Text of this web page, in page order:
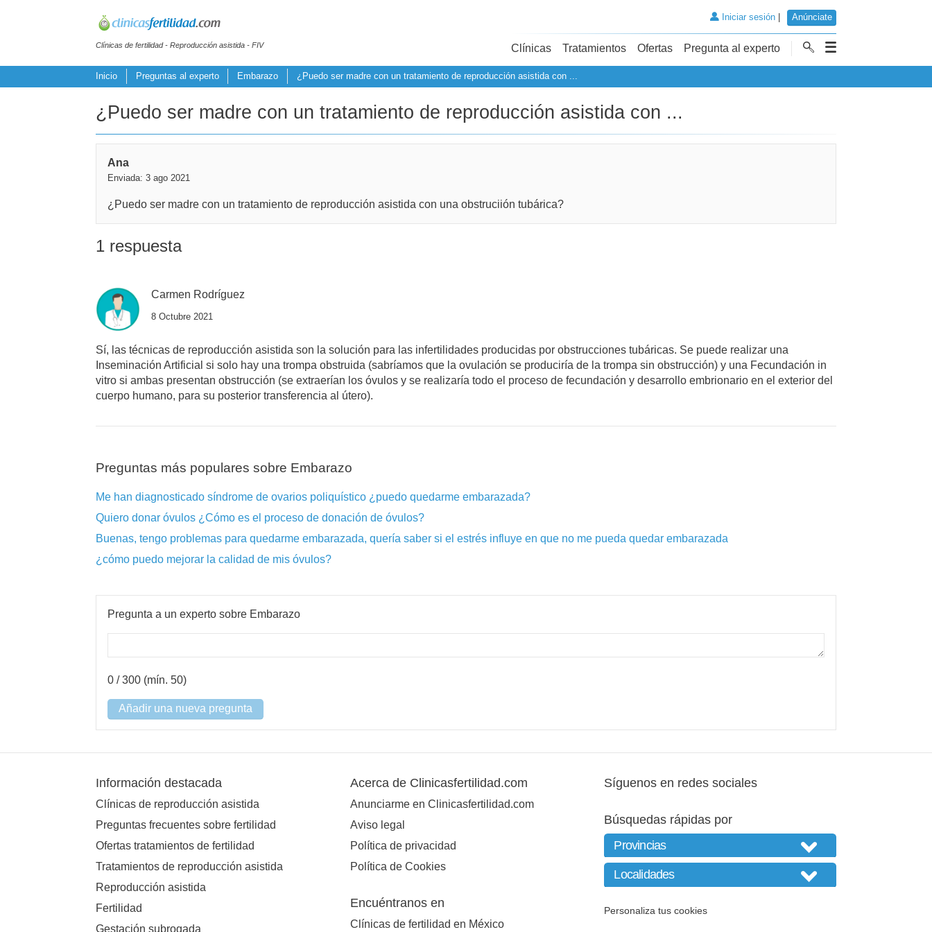
Clínicas de fertilidad - Reproducción asistida - FIV
Iniciar sesión| Anúnciate
Clínicas Tratamientos Ofertas Pregunta al experto
Inicio Preguntas al experto Embarazo ¿Puedo ser madre con un tratamiento de reproducción asistida con ...
¿Puedo ser madre con un tratamiento de reproducción asistida con ...
Ana
Enviada: 3 ago 2021
¿Puedo ser madre con un tratamiento de reproducción asistida con una obstruciión tubárica?
1 respuesta
Carmen Rodríguez
8 Octubre 2021
Sí, las técnicas de reproducción asistida son la solución para las infertilidades producidas por obstrucciones tubáricas. Se puede realizar una
Inseminación Artificial si solo hay una trompa obstruida (sabríamos que la ovulación se produciría de la trompa sin obstrucción) y una Fecundación in
vitro si ambas presentan obstrucción (se extraerían los óvulos y se realizaría todo el proceso de fecundación y desarrollo embrionario en el exterior del
cuerpo humano, para su posterior transferencia al útero).
Preguntas más populares sobre Embarazo
Me han diagnosticado síndrome de ovarios poliquístico ¿puedo quedarme embarazada?
Quiero donar óvulos ¿Cómo es el proceso de donación de óvulos?
Buenas, tengo problemas para quedarme embarazada, quería saber si el estrés influye en que no me pueda quedar embarazada
¿cómo puedo mejorar la calidad de mis óvulos?
Pregunta a un experto sobre Embarazo
0 / 300 (mín. 50)
Añadir una nueva pregunta
Información destacada
Clínicas de reproducción asistida
Preguntas frecuentes sobre fertilidad
Ofertas tratamientos de fertilidad
Tratamientos de reproducción asistida
Reproducción asistida
Fertilidad
Gestación subrogada
Acerca de Clinicasfertilidad.com
Anunciarme en Clinicasfertilidad.com
Aviso legal
Política de privacidad
Política de Cookies
Encuéntranos en
Clínicas de fertilidad en México
Síguenos en redes sociales
Búsquedas rápidas por
Personaliza tus cookies